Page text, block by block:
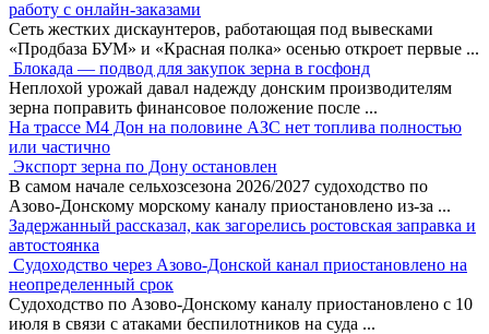
работу с онлайн-заказами
Сеть жестких дискаунтеров, работающая под вывесками
«Продбаза БУМ» и «Красная полка» осенью откроет первые ...
Блокада — подвод для закупок зерна в госфонд
Неплохой урожай давал надежду донским производителям
зерна поправить финансовое положение после ...
На трассе М4 Дон на половине АЗС нет топлива полностью
или частично
Экспорт зерна по Дону остановлен
В самом начале сельхозсезона 2026/2027 судоходство по
Азово-Донскому морскому каналу приостановлено из-за ...
Задержанный рассказал, как загорелись ростовская заправка и
автостоянка
Судоходство через Азово-Донской канал приостановлено на
неопределенный срок
Судоходство по Азово-Донскому каналу приостановлено с 10
июля в связи с атаками беспилотников на суда ...